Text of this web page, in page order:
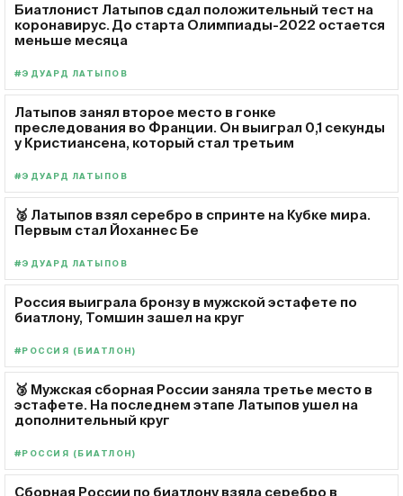
Биатлонист Латыпов сдал положительный тест на
коронавирус. До старта Олимпиады-2022 остается
меньше месяца
#ЭДУАРД ЛАТЫПОВ
Латыпов занял второе место в гонке
преследования во Франции. Он выиграл 0,1 секунды
у Кристиансена, который стал третьим
#ЭДУАРД ЛАТЫПОВ
🥈 Латыпов взял серебро в спринте на Кубке мира.
Первым стал Йоханнес Бе
#ЭДУАРД ЛАТЫПОВ
Россия выиграла бронзу в мужской эстафете по
биатлону, Томшин зашел на круг
#РОССИЯ (БИАТЛОН)
🥉 Мужская сборная России заняла третье место в
эстафете. На последнем этапе Латыпов ушел на
дополнительный круг
#РОССИЯ (БИАТЛОН)
Сборная России по биатлону взяла серебро в